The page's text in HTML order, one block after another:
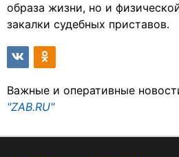
образа жизни, но и
закалки судебных приставов.
Важные и оперативные
"ZAB.RU"